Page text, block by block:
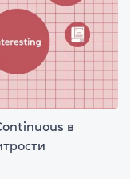
в